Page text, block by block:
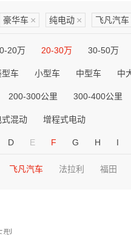
豪华车 × 纯电动 × 飞凡汽车
20万 20-30万 30-50万
型车 小型车 中型车 中
200-300公里 300-400公里
式混动 增程式电动
D E F G H I
飞凡汽车 法拉利 福田